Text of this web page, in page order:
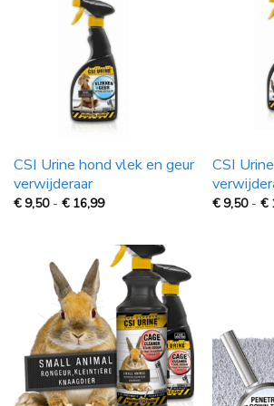
CSI Urine hond vlek en geur
verwijderaar
€9,50 - € 16,99Prijsklasse:
16,99
CSI
€9,50 - €